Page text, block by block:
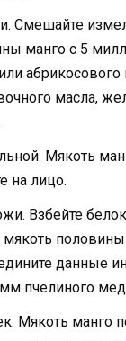
Смешайте
манго с 5
абрикосового
масла,
Мякоть
на лицо.
Взбейте
мякоть
данные
пчелиного
Мякоть манго